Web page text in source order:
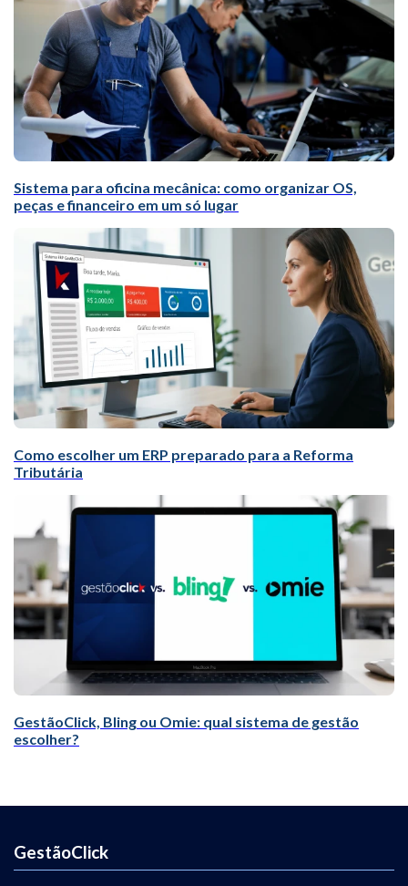
Sistema para oficina mecânica: como organizar OS,
peças e financeiro em um só lugar
Como escolher um ERP preparado para a Reforma
Tributária
GestãoClick, Bling ou Omie: qual sistema de gestão
escolher?
GestãoClick